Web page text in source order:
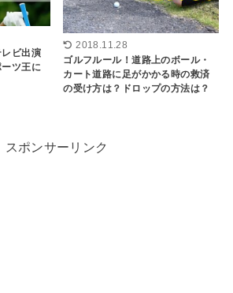
ビ出演
ツ王に
2018.11.28
ゴルフルール！道路上のボール・
カート道路に足がかかる時の救済
の受け方は？ドロップの方法は？
スポンサーリンク